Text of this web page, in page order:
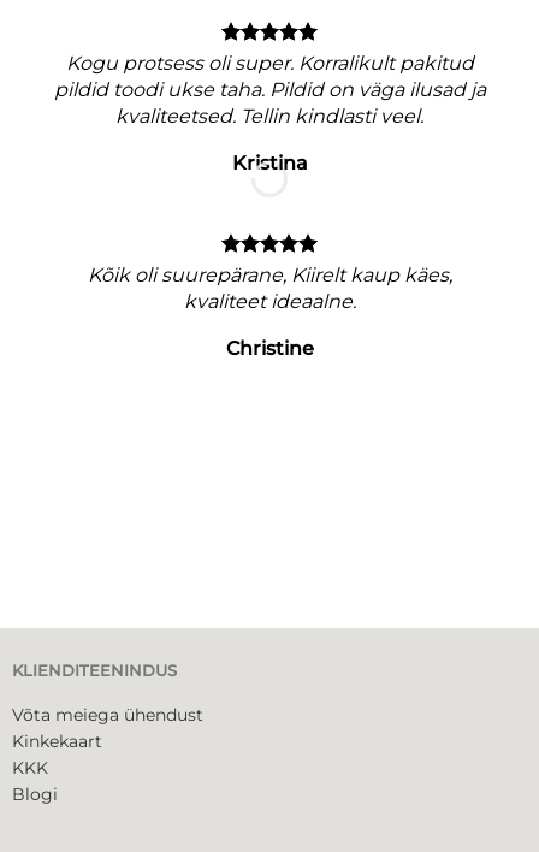
Kogu protsess oli super. Korralikult pakitud
pildid toodi ukse taha. Pildid on väga ilusad ja
kvaliteetsed. Tellin kindlasti veel.
Kristina
Kõik oli suurepärane, Kiirelt kaup käes,
kvaliteet ideaalne.
Christine
KLIENDITEENINDUS
Võta meiega ühendust
Kinkekaart
KKK
Blogi